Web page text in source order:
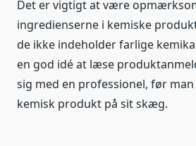
Det er vigtigt at være
ingredienserne i kemiske
de ikke indeholder farlige
en god idé at læse
sig med en professionel, før
kemisk produkt på sit skæg.